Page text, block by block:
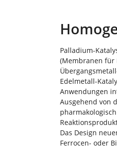
Palladium-
(Membranen für
Edelmetall-
Anwendungen
Ausgehend von
Das Design
Ferrocen- oder